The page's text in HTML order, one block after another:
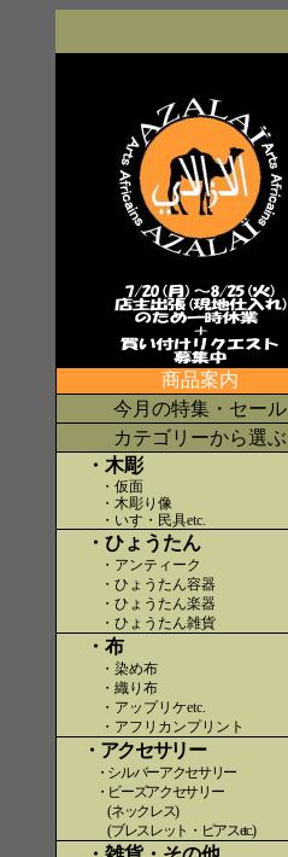
商品案内
今月の特集・セール
カテゴリーから選ぶ
・木彫
・仮面
・木彫り像
・いす・民具etc.
・ひょうたん
・アンティーク
・ひょうたん容器
・ひょうたん楽器
・ひょうたん雑貨
・布
・染め布
・織り布
・アップリケetc.
・アフリカンプリント
・アクセサリー
・シルバーアクセサリー
・ビーズアクセサリー
(ネックレス)
(ブレスレット・ピアスetc.)